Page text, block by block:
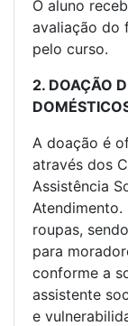
O aluno
avaliação do
pelo curso.
2. DOAÇÃO
A doação é
através dos
Assistência
roupas,
para
conforme a
assistente
e